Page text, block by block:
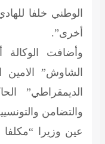
الوطني خلفا
أخرى”.
وأضافت
الشاوش” الامين
الديمقراطي”
والتضامن
عين وزيرا